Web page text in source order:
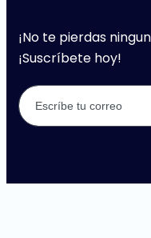
¡No te pierdas
¡Suscríbete hoy!